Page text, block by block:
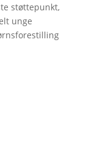
støttepunkt,
unge